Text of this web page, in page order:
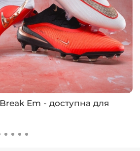
Em - доступна для